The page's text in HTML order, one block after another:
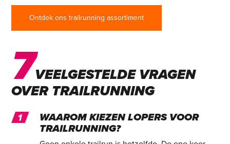
Ontdek ons trailrunning assortiment
7VEELGESTELDE VRAGEN
OVER TRAILRUNNING
WAAROM KIEZEN LOPERS VOOR
TRAILRUNNING?